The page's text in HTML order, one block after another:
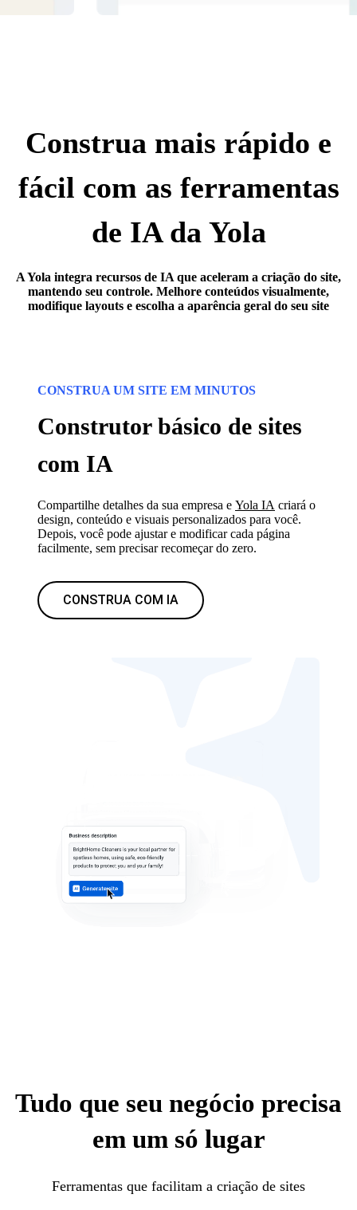
Construa mais rápido e
fácil com as ferramentas
de IA da Yola
A Yola integra recursos de IA que aceleram a criação do site,
mantendo seu controle. Melhore conteúdos visualmente,
modifique layouts e escolha a aparência geral do seu site
CONSTRUA UM SITE EM MINUTOS
Construtor básico de sites
com IA
Compartilhe detalhes da sua empresa e Yola IA criará o
design, conteúdo e visuais personalizados para você.
Depois, você pode ajustar e modificar cada página
facilmente, sem precisar recomeçar do zero.
CONSTRUA COM IA
Tudo que seu negócio precisa
em um só lugar
Ferramentas que facilitam a criação de sites